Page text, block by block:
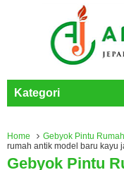
Kategori
Home Gebyok Pintu
rumah antik model baru kayu
Gebyok Pintu